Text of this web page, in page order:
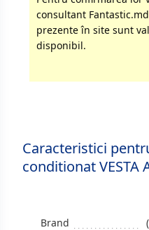
consultant
prezente în site sunt
disponibil.
Caracteristici
conditionat VESTA
Brand (